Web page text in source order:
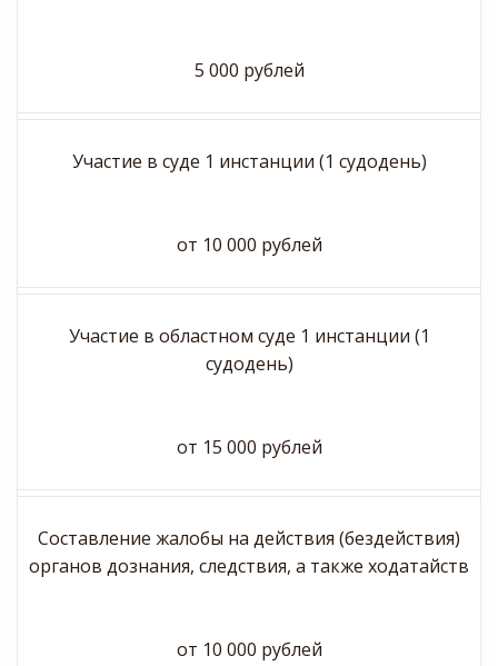
5 000 рублей
Участие в суде 1 инстанции (1 судодень)
от 10 000 рублей
Участие в областном суде 1 инстанции (1
судодень)
от 15 000 рублей
Составление жалобы на действия (бездействия)
органов дознания, следствия, а также ходатайств
от 10 000 рублей